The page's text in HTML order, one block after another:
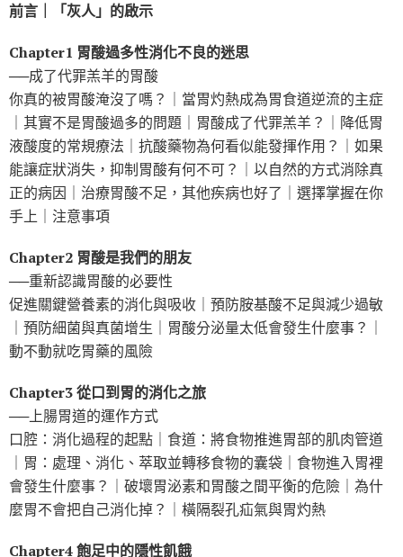
前言｜「灰人」的啟示
Chapter1 胃酸過多性消化不良的迷思
──成了代罪羔羊的胃酸
你真的被胃酸淹沒了嗎？｜當胃灼熱成為胃食道逆流的主症
｜其實不是胃酸過多的問題｜胃酸成了代罪羔羊？｜降低胃
液酸度的常規療法｜抗酸藥物為何看似能發揮作用？｜如果
能讓症狀消失，抑制胃酸有何不可？｜以自然的方式消除真
正的病因｜治療胃酸不足，其他疾病也好了｜選擇掌握在你
手上｜注意事項
Chapter2 胃酸是我們的朋友
──重新認識胃酸的必要性
促進關鍵營養素的消化與吸收｜預防胺基酸不足與減少過敏
｜預防細菌與真菌增生｜胃酸分泌量太低會發生什麼事？｜
動不動就吃胃藥的風險
Chapter3 從口到胃的消化之旅
──上腸胃道的運作方式
口腔：消化過程的起點｜食道：將食物推進胃部的肌肉管道
｜胃：處理、消化、萃取並轉移食物的囊袋｜食物進入胃裡
會發生什麼事？｜破壞胃泌素和胃酸之間平衡的危險｜為什
麼胃不會把自己消化掉？｜橫隔裂孔疝氣與胃灼熱
Chapter4 飽足中的隱性飢餓